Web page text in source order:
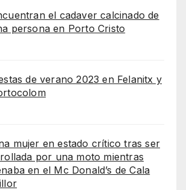
el cadaver calcinado de
persona en Porto Cristo
de verano 2023 en Felanitx y
mujer en estado crítico tras ser
por una moto mientras
en el Mc Donald’s de Cala